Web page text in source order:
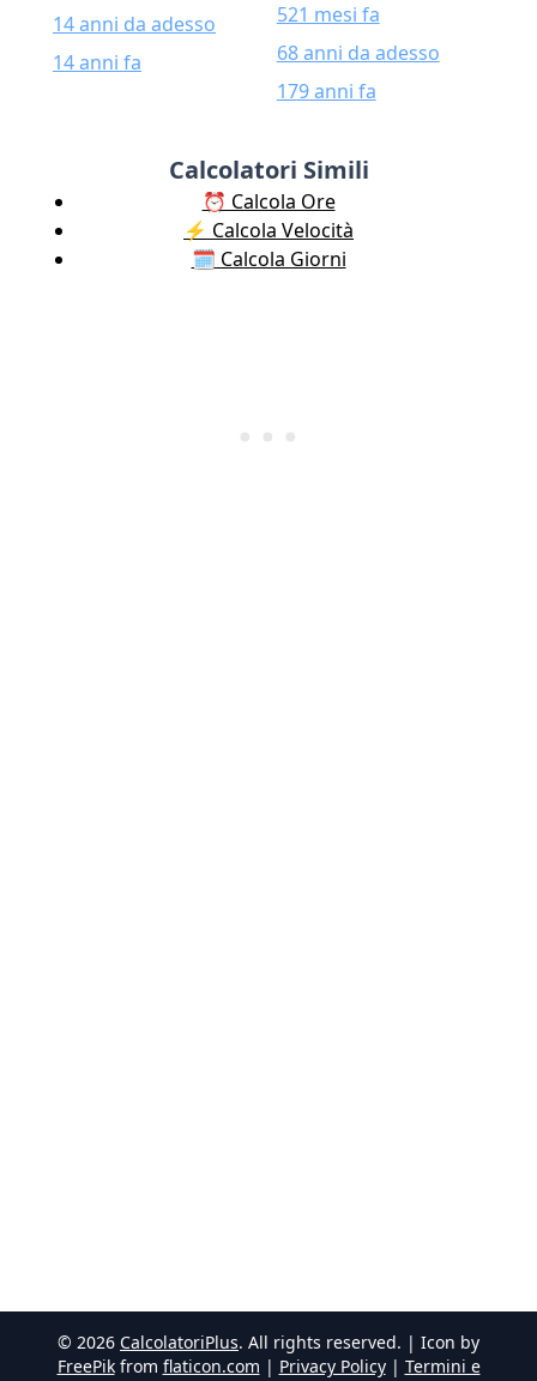
14 anni da adesso
14 anni fa
521 mesi fa
68 anni da adesso
179 anni fa
Calcolatori Simili
⏰ Calcola Ore
⚡️ Calcola Velocità
🗓️ Calcola Giorni
© 2026 CalcolatoriPlus. All rights reserved. | Icon by
FreePik from flaticon.com | Privacy Policy| Termini e